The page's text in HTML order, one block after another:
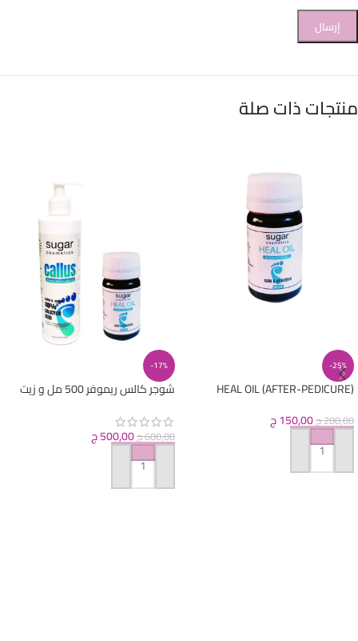
منتجات ذات صلة
-25%
HEAL OIL (AFTER-PEDICURE)
200,00ج150,00ج
إضافة إلى السلة
-17%
شوجر كالس ريموفر 500 مل و زيت
600,00ج500,00ج
إضافة إلى السلة